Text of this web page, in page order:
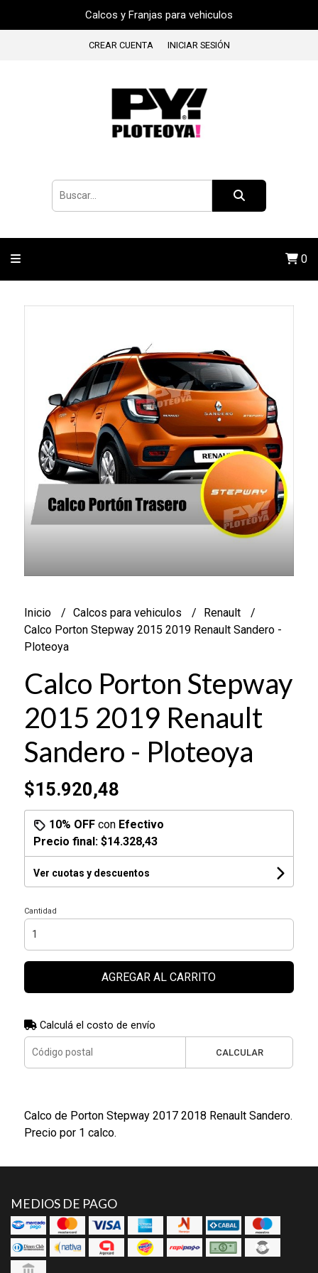
Calcos y Franjas para vehiculos
CREAR CUENTA INICIAR SESIÓN
0
Inicio Calcos para vehiculos
Renault
Calco Porton Stepway 2015 2019 Renault Sandero -
Ploteoya
Calco Porton Stepway
2015 2019 Renault
Sandero - Ploteoya
$15.920,48
10% OFFcon Efectivo
Precio final: $14.328,43
Ver cuotas y descuentos
Cantidad
AGREGAR AL CARRITO
Calculá el costo de envío
CALCULAR
Calco de Porton Stepway 2017 2018 Renault Sandero.
Precio por 1 calco.
MEDIOS DE PAGO